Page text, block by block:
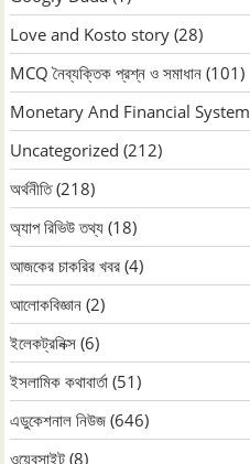
Love and Kosto story (28)
MCQ নৈব্যক্তিক প্রশ্ন ও সমাধান (101)
Monetary And Financial System
Uncategorized (212)
অর্থনীতি(218)
অ্যাপ রিভিউ তথ্য (18)
আজকের চাকরির খবর (4)
আলোকবিজ্ঞান (2)
ইলেকট্রনিক্স (6)
ইসলামিক কথাবার্তা (51)
এডুকেশনাল নিউজ (646)
ওয়েবসাইট (8)